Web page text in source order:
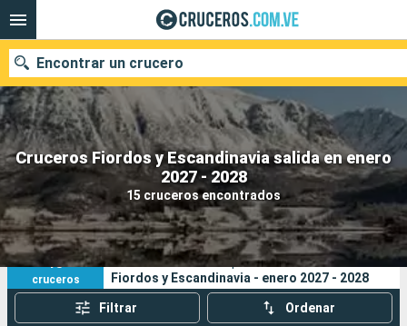
Cruceros Fiordos y Escandinavia salida en enero
2027 - 2028
15 cruceros encontrados
Encontrar un crucero
Nuestros destinos
Fecha de salida
Puertos Compañías
Buscar
15
cruceros
Sus criterios de búsqueda:
Fiordos y Escandinavia - enero 2027 - 2028
Filtrar Ordenar